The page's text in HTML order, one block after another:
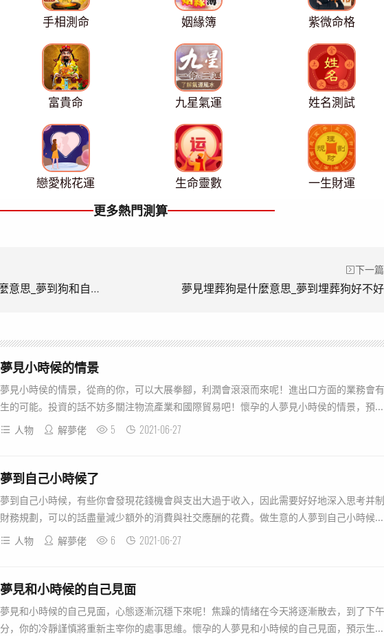
手相測命 姻緣簿 紫微命格
富貴命 九星氣運 姓名測試
戀愛桃花運 生命靈數 一生財運
更多熱門測算
夢見狗和自己很親熱是什麼意思_夢到狗和自己很親熱好不好
下一篇
夢見埋葬狗是什麼意思_夢到埋葬狗好不好
夢見小時候的情景
夢見小時侯的情景，從商的你，可以大展拳腳，利潤會滾滾而來呢！進出口方面的業務會
生的可能。投資的話不妨多關注物流產業和國際貿易吧！懷孕的人夢見小時侯的情景，預...
人物
解夢佬 5 2021-06-27
夢到自己小時候了
夢到自己小時候，有些你會發現花錢機會與支出大過于收入，因此需要好好地深入思考并
財務規劃，可以的話盡量減少額外的消費與社交應酬的花費。做生意的人夢到自己小時候...
人物
解夢佬 6 2021-06-27
夢見和小時候的自己見面
夢見和小時候的自己見面，心態逐漸沉穩下來呢！焦躁的情緒在今天將逐漸散去，到了下
分，你的冷靜謹慎將重新主宰你的處事思維。懷孕的人夢見和小時候的自己見面，預示生...